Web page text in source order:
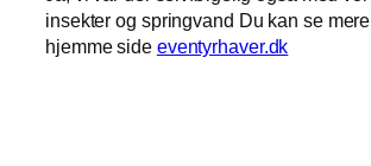
insekter og springvand Du kan se
hjemme side eventyrhaver.dk